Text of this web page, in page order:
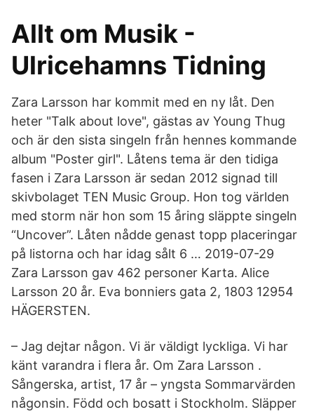
Allt om Musik -
Ulricehamns Tidning
Zara Larsson har kommit med en ny låt. Den
heter "Talk about love", gästas av Young Thug
och är den sista singeln från hennes kommande
album "Poster girl". Låtens tema är den tidiga
fasen i Zara Larsson är sedan 2012 signad till
skivbolaget TEN Music Group. Hon tog världen
med storm när hon som 15 åring släppte singeln
“Uncover”. Låten nådde genast topp placeringar
på listorna och har idag sålt 6 … 2019-07-29
Zara Larsson gav 462 personer Karta. Alice
Larsson 20 år. Eva bonniers gata 2, 1803 12954
HÄGERSTEN.
– Jag dejtar någon. Vi är väldigt lyckliga. Vi har
känt varandra i flera år. Om Zara Larsson .
Sångerska, artist, 17 år – yngsta Sommarvärden
någonsin. Född och bosatt i Stockholm. Släpper